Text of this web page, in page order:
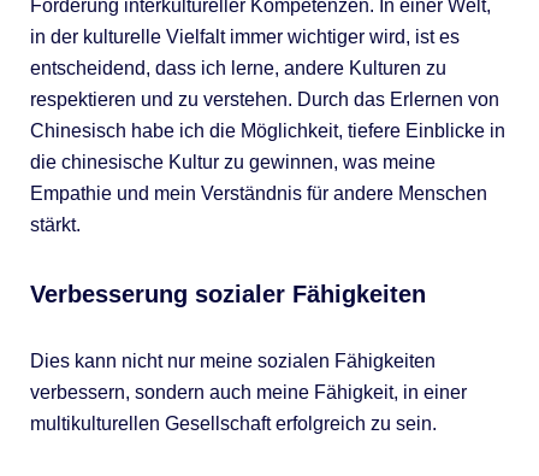
Förderung interkultureller Kompetenzen. In einer Welt,
in der kulturelle Vielfalt immer wichtiger wird, ist es
entscheidend, dass ich lerne, andere Kulturen zu
respektieren und zu verstehen. Durch das Erlernen von
Chinesisch habe ich die Möglichkeit, tiefere Einblicke in
die chinesische Kultur zu gewinnen, was meine
Empathie und mein Verständnis für andere Menschen
stärkt.
Verbesserung sozialer Fähigkeiten
Dies kann nicht nur meine sozialen Fähigkeiten
verbessern, sondern auch meine Fähigkeit, in einer
multikulturellen Gesellschaft erfolgreich zu sein.